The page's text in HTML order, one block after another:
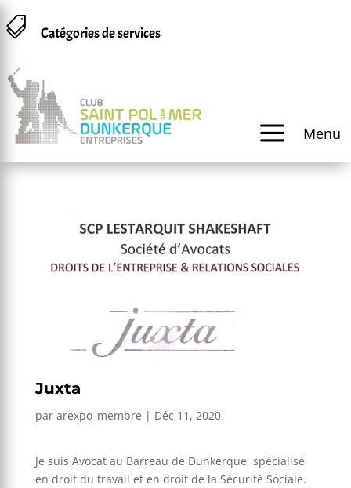
 Catégories de services
a Menu
Juxta
par arexpo_membre | Déc 11, 2020
Je suis Avocat au Barreau de Dunkerque, spécialisé
en droit du travail et en droit de la Sécurité Sociale.
Panneau de gestion des cookies